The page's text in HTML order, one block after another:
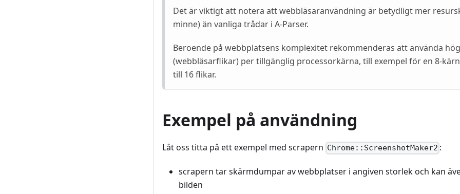
Det är viktigt att notera att webbläsaranvändning är betydligt mer
minne) än vanliga trådar i A-Parser.
Beroende på webbplatsens komplexitet rekommenderas att använda
(webbläsarflikar) per tillgänglig processorkärna, till exempel för en 8-
till 16 flikar.
Exempel på användning
Låt oss titta på ett exempel med scrapern Chrome::ScreenshotMaker2 :
scrapern tar skärmdumpar av webbplatser i angiven storlek och kan
bilden